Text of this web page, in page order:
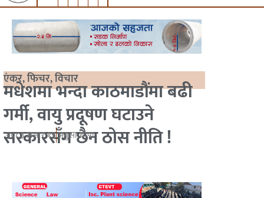
एंकर,फिचर,विचार
मधेशमा भन्दा काठमाडौंमा बढी
गर्मी, वायु प्रदूषण घटाउने
सरकारसँग छैन ठोस नीति !
२०८३ असार १९अनुसा थापा